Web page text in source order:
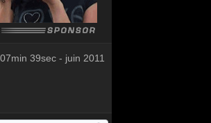
07min 39sec - juin 2011